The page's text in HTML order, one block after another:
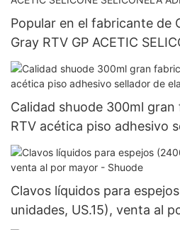
Popular en el fabricante de
Gray RTV GP ACETIC
ADHESIVO ADHESIVO
Calidad shuode 300ml
RTV acética piso adhesivo
Clavos líquidos para
unidades, US.15), venta al